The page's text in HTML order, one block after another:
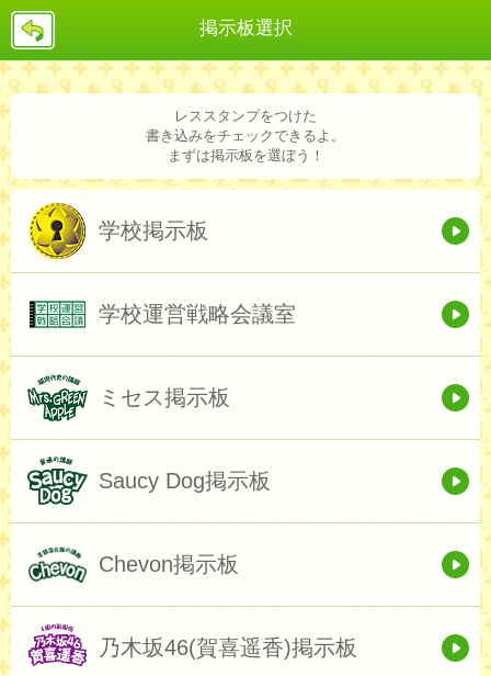
掲示板選択
戻
レススタンプをつけた
書き込みをチェックできるよ。
まずは掲示板を選ぼう！
学校掲示板
学校運営戦略会議室
ミセス掲示板
Saucy Dog掲示板
Chevon掲示板
乃木坂46(賀喜遥香)掲示板